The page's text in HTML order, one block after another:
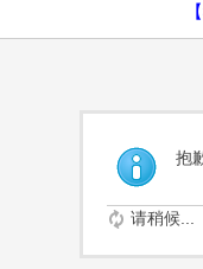
抱
请稍候...